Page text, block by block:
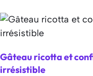
Gâteau ricotta et
irrésistible